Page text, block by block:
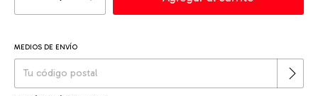
Entregas para el CP:
MEDIOS DE ENVÍO